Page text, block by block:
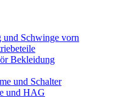
und Schwinge vorn
Bekleidung
und Schalter
und HAG